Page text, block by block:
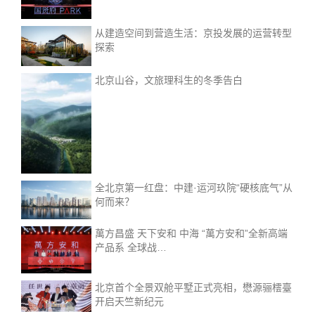
从建造空间到营造生活：京投发展的运营转型
探索
北京山谷，文旅理科生的冬季告白
全北京第一红盘：中建·运河玖院“硬核底气”从
何而来？
萬方昌盛 天下安和 中海 “萬方安和”全新高端
产品系 全球战…
北京首个全景双舱平墅正式亮相，懋源骊橒臺
开启天竺新纪元